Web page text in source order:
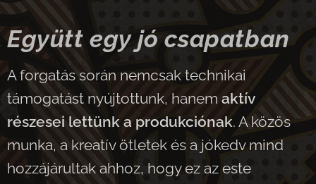
Együtt egy jó csapatban
A forgatás során nemcsak technikai
támogatást nyújtottunk, hanem aktív
részesei lettünk a produkciónak. A közös
munka, a kreatív ötletek és a jókedv mind
hozzájárultak ahhoz, hogy ez az este